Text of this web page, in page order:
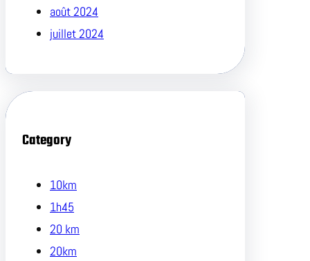
août 2024
juillet 2024
Category
10km
1h45
20 km
20km